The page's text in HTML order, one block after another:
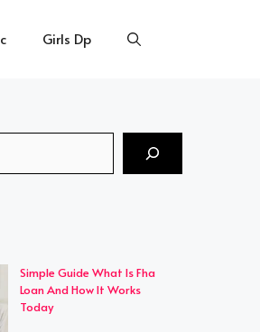
Girls Dp
Simple Guide What Is Fha
Loan And How It Works
Today